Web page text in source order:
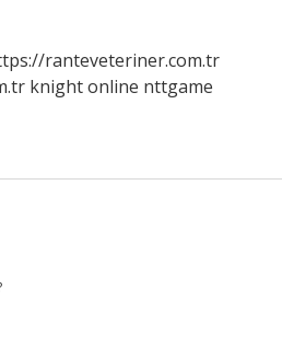
ranteveteriner.com.tr
knight online nttgame